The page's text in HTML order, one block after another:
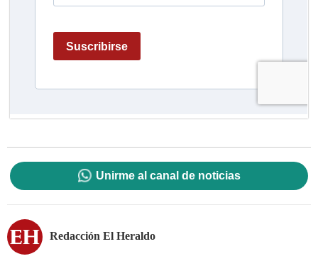
Unirme al canal de noticias
Redacción El Heraldo